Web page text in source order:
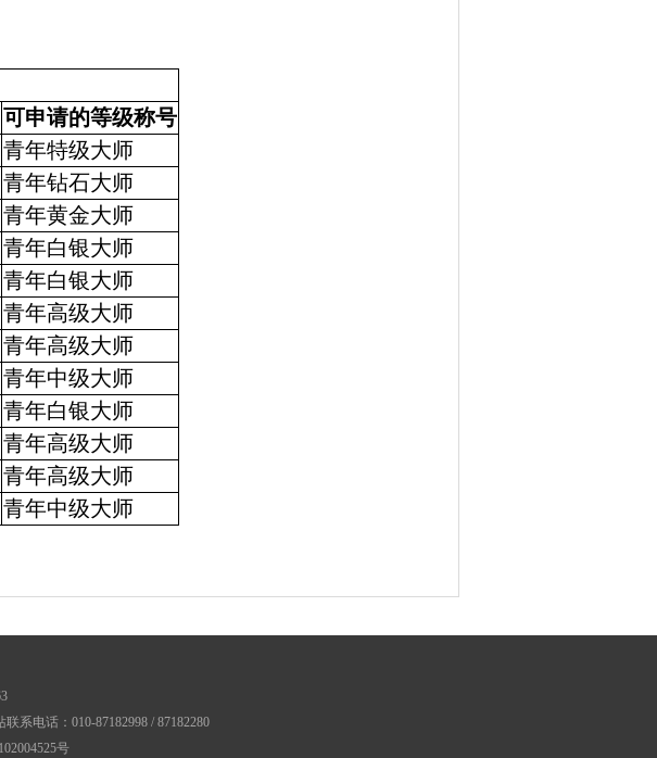
可申请的等级称号
青年特级大师
青年钻石大师
青年黄金大师
青年白银大师
青年白银大师
青年高级大师
青年高级大师
青年中级大师
青年白银大师
青年高级大师
青年高级大师
青年中级大师